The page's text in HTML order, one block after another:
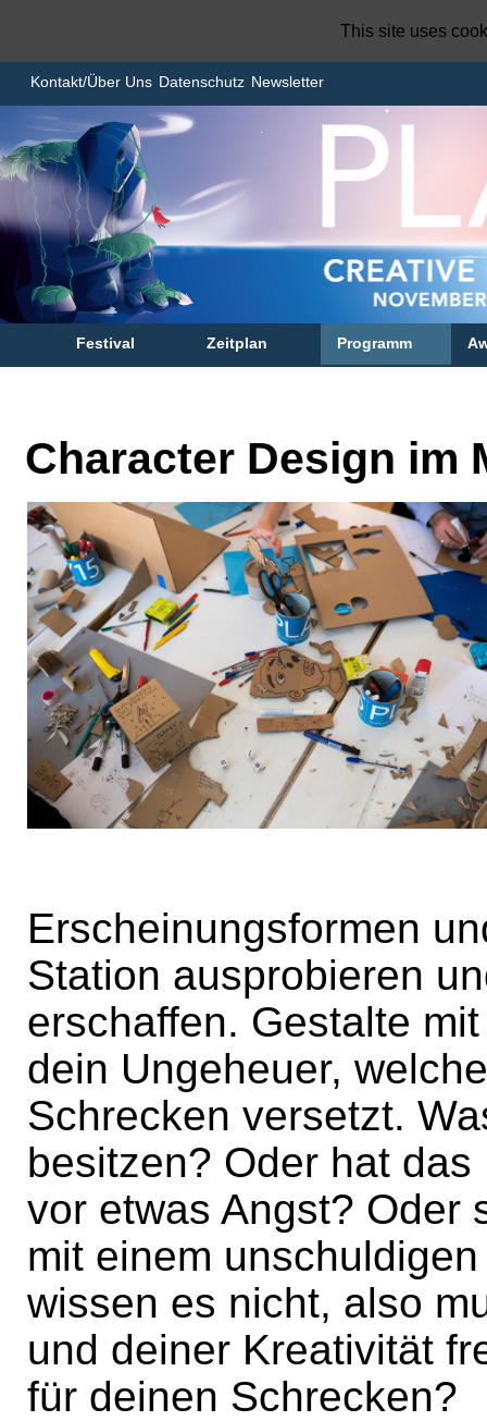
Kontakt/Über Uns Datenschutz Newsletter
Festival Zeitplan Programm
Character Design im
Erscheinungsformen
Station ausprobieren
erschaffen. Gestalte
dein Ungeheuer,
Schrecken versetzt.
besitzen? Oder hat
vor etwas Angst? Oder
mit einem
wissen es nicht, also
und deiner Kreativität
für deinen Schrecken?
This site uses